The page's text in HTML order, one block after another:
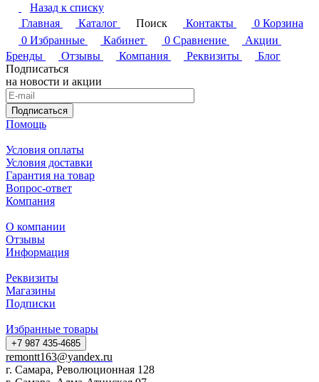
Назад к списку
Главная
Каталог Поиск Контакты 0 Корзина
0 Избранные Кабинет 0 Сравнение
Акции
Бренды
Отзывы Компания Реквизиты
Блог
Подписаться
на новости и акции
Подписаться
Помощь
Условия оплаты
Условия доставки
Гарантия на товар
Вопрос-ответ
Компания
О компании
Отзывы
Информация
Реквизиты
Магазины
Подписки
Избранные товары
+7 987 435-4685
remontt163@yandex.ru
г. Самара, Революционная 128